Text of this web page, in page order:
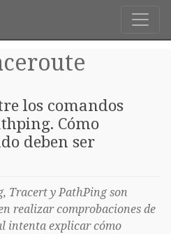
los comandos
Cómo
deben ser
Tracert y PathPing son
realizar comprobaciones de
intenta explicar cómo